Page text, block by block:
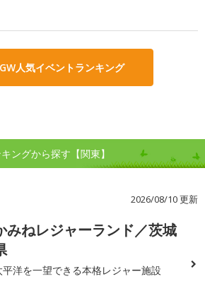
人気イベントランキング
ングから探す【関東】
2026/08/10 更新
みねレジャーランド／茨城
平洋を一望できる本格レジャー施設